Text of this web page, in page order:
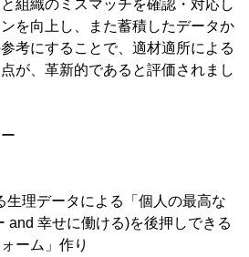
組織のミスマッチを確認・対応し
を向上し、また蓄積したデータか
考にすることで、適材適所による
が、革新的であると評価されまし
生理データによる「個人の最高な
and 幸せに働ける)を後押しできる
ーム」作り